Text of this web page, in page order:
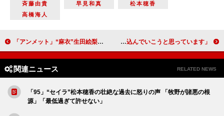
斉藤由貴
早見和真
松本穂香
高橋海人
「アンメット」“麻衣”生田絵梨花の手紙に涙する“綾野”岡山天音に反響 「こっちまで胸をキュッとさせる岡山天音、恐るべし」 京本大我「大きな夢を抱いていた」モーツァルト役に挑戦 3度目の古川雄大は「自分を追い込んでいこうと思っています」
関連ニュース RELATED NEWS
「95」“セイラ”松本穂香の壮絶な過去に怒りの声 「牧野が諸悪の根
源」「最低過ぎて許せない」